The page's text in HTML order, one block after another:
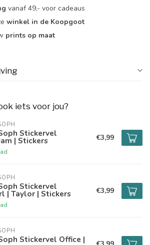
vanaf 49,- voor cadeaus
winkel in de Koopgoot
prints op maat
iets voor jou?
Stickervel
| Stickers €3,99
Stickervel
| Taylor | Stickers €3,99
Stickervel Office |